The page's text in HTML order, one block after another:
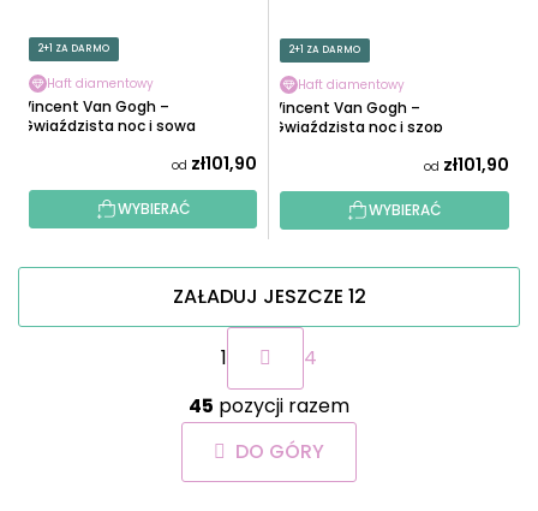
2+1 ZA DARMO
Haft diamentowy
Vincent Van Gogh –
Gwiaździsta noc i sowa
od zł101,90
WYBIERAĆ
2+1 ZA DARMO
Haft diamentowy
Vincent Van Gogh –
Gwiaździsta noc i szop
od zł101,90
WYBIERAĆ
K
o
n
t
r
ZAŁADUJ JESZCZE 12
P
a
g
i
n
a
c
1
4
45 pozycji razem
DO GÓRY